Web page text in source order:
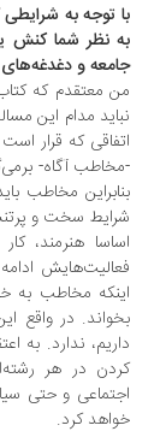
توجه به شرایطی که
نظر شما کنش یا
و دغدغه‌های
معتقدم که کتاب و
مدام این مساله را
که قرار است در
آگاه- برمی‌گردد.
مخاطب باید
سخت و پرتنش
هنرمند، کار
ادامه دهد.
مخاطب به خاطر
در واقع این
ندارد. به اعتقاد
در هر رشته‌ای،
و حتی سیاسی
کرد.